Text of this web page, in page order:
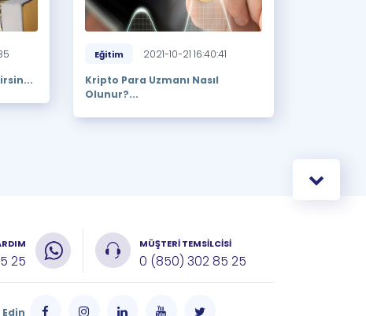
Eğitim
2021-10-21 16:40:41
Kripto Para Uzmanı Nasıl
Olunur?...
25
MÜŞTERİ TEMSİLCİSİ
0 (850) 302 85 25